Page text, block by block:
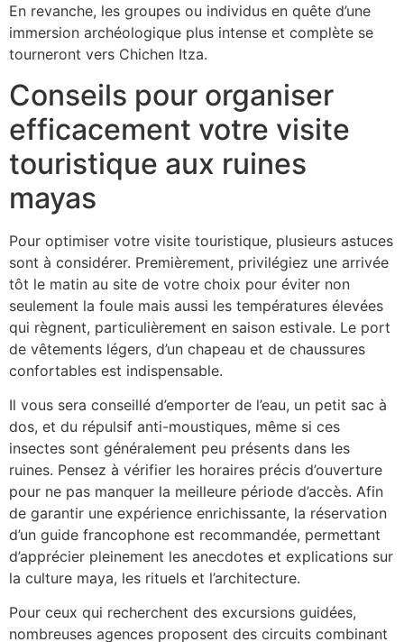
En revanche, les groupes ou individus en quête d’une
immersion archéologique plus intense et complète se
tourneront vers Chichen Itza.
Conseils pour organiser
efficacement votre visite
touristique aux ruines
mayas
Pour optimiser votre visite touristique, plusieurs astuces
sont à considérer. Premièrement, privilégiez une arrivée
tôt le matin au site de votre choix pour éviter non
seulement la foule mais aussi les températures élevées
qui règnent, particulièrement en saison estivale. Le port
de vêtements légers, d’un chapeau et de chaussures
confortables est indispensable.
Il vous sera conseillé d’emporter de l’eau, un petit sac à
dos, et du répulsif anti-moustiques, même si ces
insectes sont généralement peu présents dans les
ruines. Pensez à vérifier les horaires précis d’ouverture
pour ne pas manquer la meilleure période d’accès. Afin
de garantir une expérience enrichissante, la réservation
d’un guide francophone est recommandée, permettant
d’apprécier pleinement les anecdotes et explications sur
la culture maya, les rituels et l’architecture.
Pour ceux qui recherchent des excursions guidées,
nombreuses agences proposent des circuits combinant